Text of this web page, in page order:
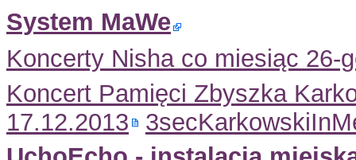
System MaWe
Koncerty Nisha co miesiąc 26-
Koncert Pamięci Zbyszka
17.12.2013